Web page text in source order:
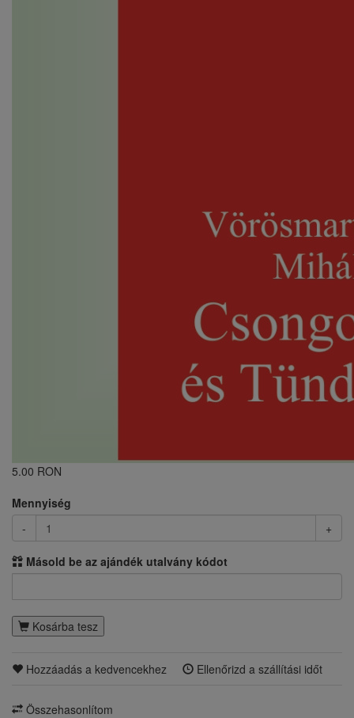
5.00 RON
Mennyiség
-
+
Másold be az ajándék utalvány kódot
Kosárba tesz
Hozzáadás a kedvencekhez Ellenőrizd a szállítási időt
Összehasonlítom